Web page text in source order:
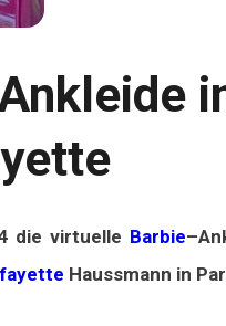
die virtuelle Barbie–
Haussmann in